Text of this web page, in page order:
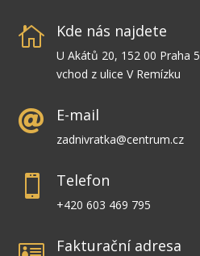
 Kde nás najdete
U Akátů 20, 152 00 Praha 5
vchod z ulice V Remízku
 E-mail
zadnivratka@centrum.cz
 Telefon
+420 603 469 795
Fakturační adresa